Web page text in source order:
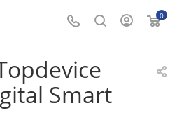
0
Smart